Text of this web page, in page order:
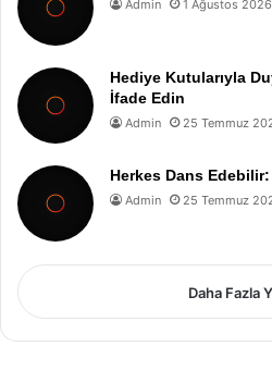
Admin 1 Ağustos 2026
Hediye Kutularıyla
İfade Edin
Admin 25 Temmuz
Herkes Dans
Admin 25 Temmuz
Daha Fazla